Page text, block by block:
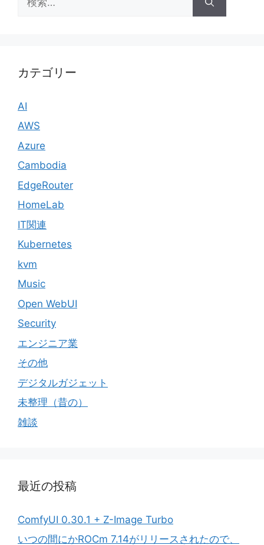
索:
カテゴリー
AI
AWS
Azure
Cambodia
EdgeRouter
HomeLab
IT関連
Kubernetes
kvm
Music
Open WebUI
Security
エンジニア業
その他
デジタルガジェット
未整理（昔の）
雑談
最近の投稿
ComfyUI 0.30.1 + Z-Image Turbo
いつの間にかROCm 7.14がリリースされたので、